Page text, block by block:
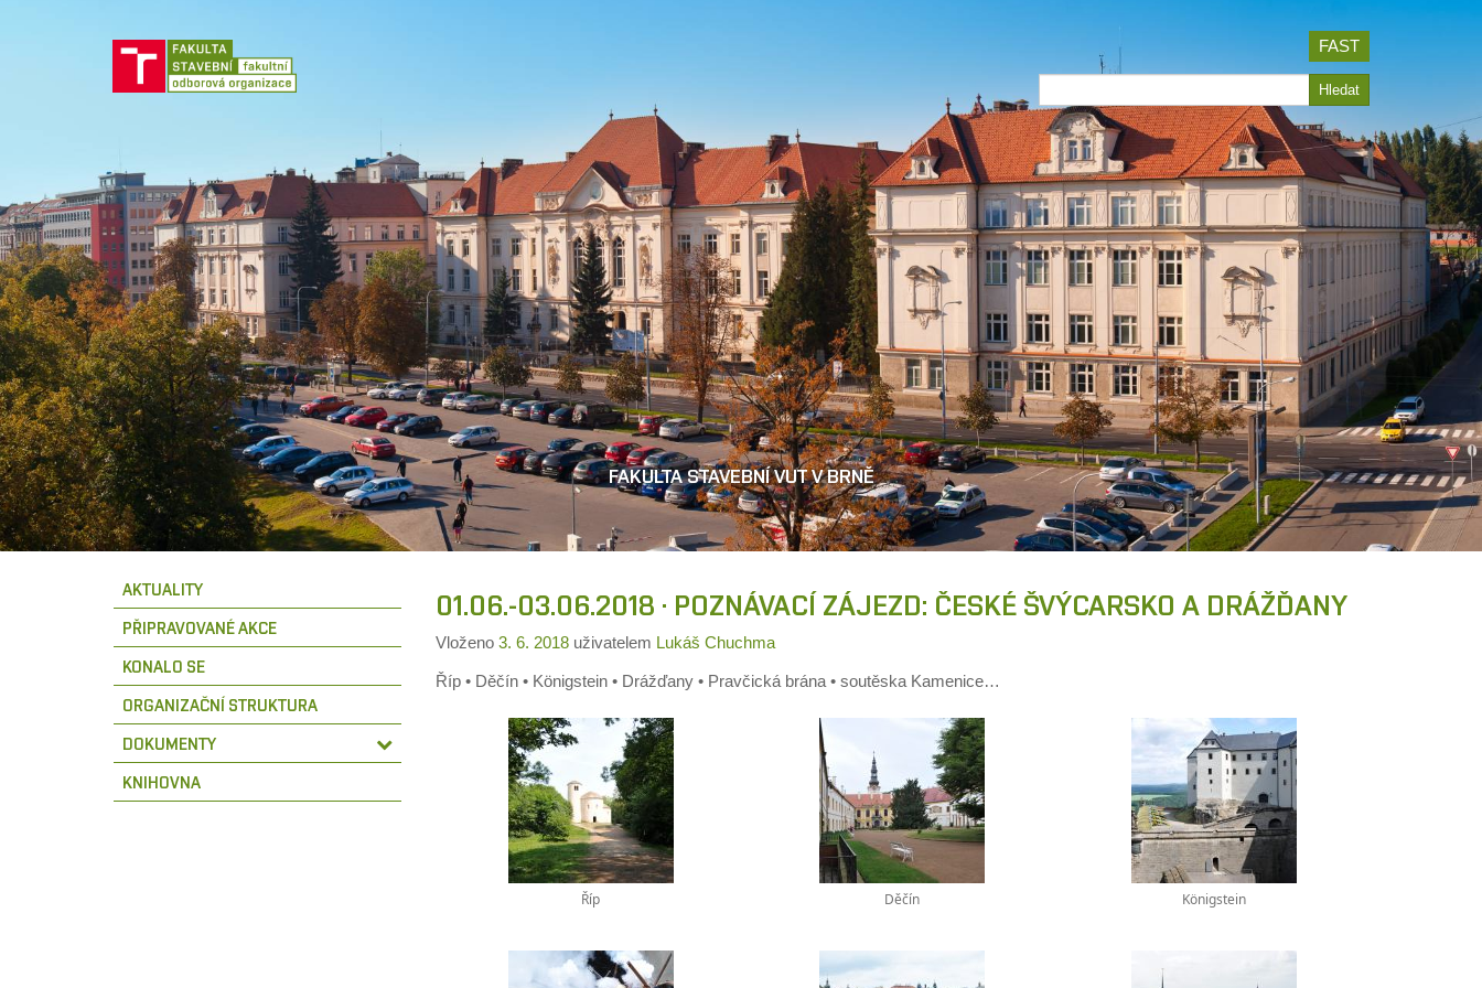
FAKULTA STAVEBNÍ VUT V BRNĚ
Jít
na
obsah
FAST
Hledat
AKTUALITY
PŘIPRAVOVANÉ AKCE
KONALO SE
ORGANIZAČNÍ STRUKTURA
DOKUMENTY
KNIHOVNA
01.06.-03.06.2018 · POZNÁVACÍ ZÁJEZD: ČESKÉ ŠVÝCARSKO A DRÁŽĎANY
Vloženo 3. 6. 2018 uživatelem Lukáš Chuchma
Říp • Děčín • Königstein • Drážďany • Pravčická brána • soutěska Kamenice…
Říp Děčín Königstein